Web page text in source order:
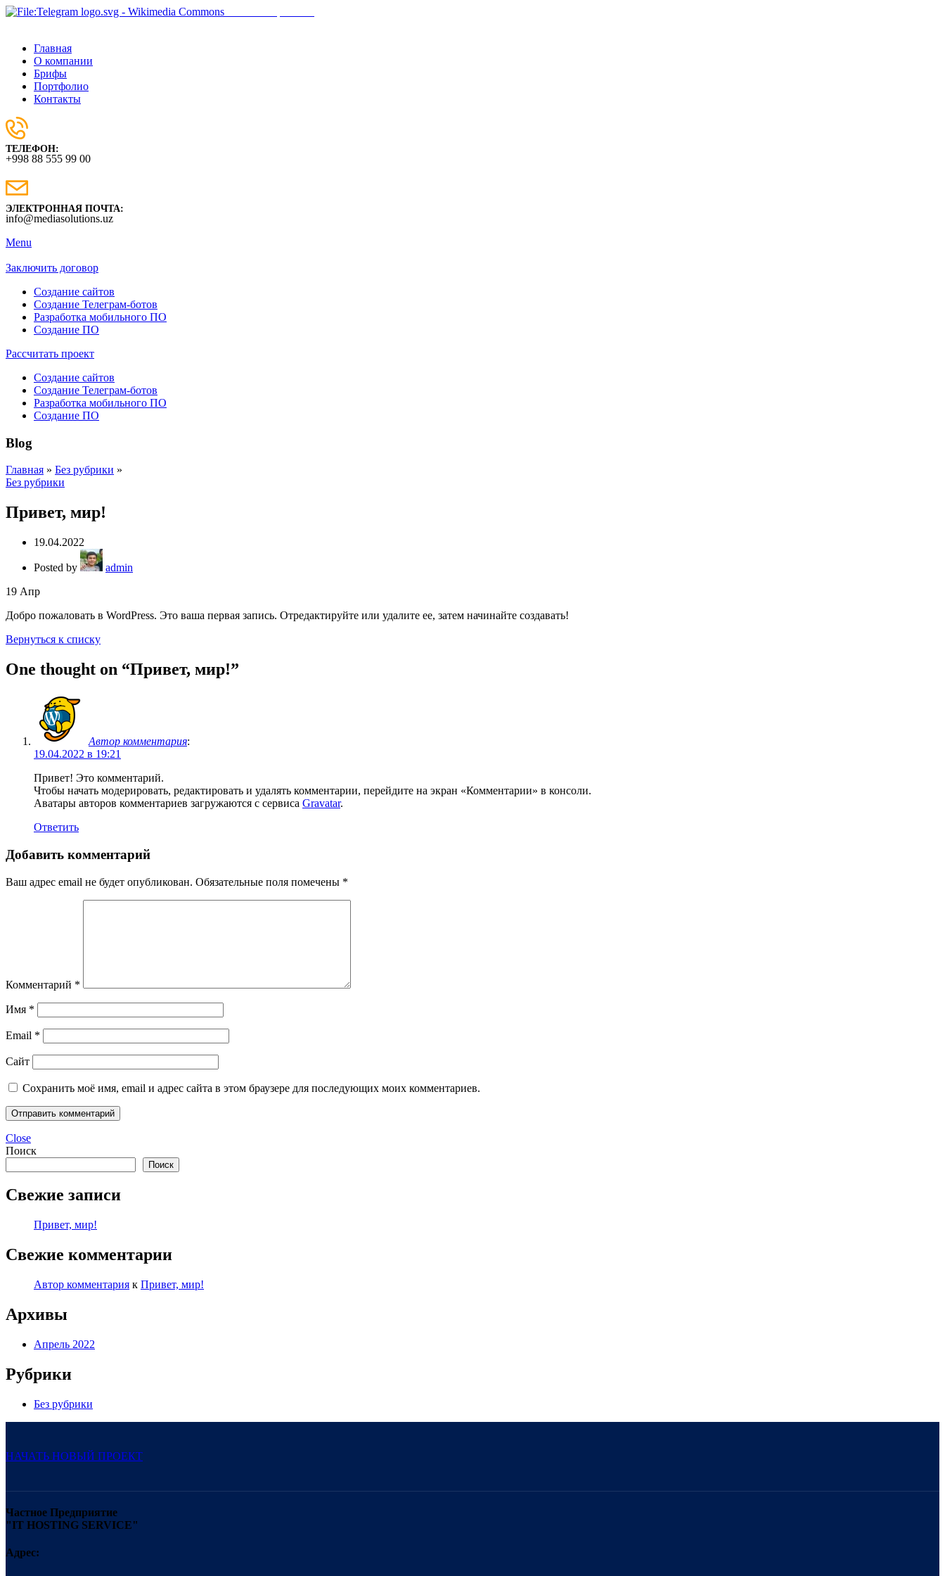
Главная
О компании
Брифы
Портфолио
Контакты
ТЕЛЕФОН:
+998 88 555 99 00
ЭЛЕКТРОННАЯ ПОЧТА:
info@mediasolutions.uz
Menu
Заключить договор
Создание сайтов
Создание Телеграм-ботов
Разработка мобильного ПО
Создание ПО
Рассчитать проект
Создание сайтов
Создание Телеграм-ботов
Разработка мобильного ПО
Создание ПО
Blog
Главная » Без рубрики »
Без рубрики
Привет, мир!
19.04.2022
Posted by
admin
19 Апр
Добро пожаловать в WordPress. Это ваша первая запись. Отредактируйте или удалите ее, затем начинайте создавать!
Вернуться к списку
One thought on “Привет, мир!”
Автор комментария:
19.04.2022 в 19:21
Привет! Это комментарий.
Чтобы начать модерировать, редактировать и удалять комментарии, перейдите на экран «Комментарии» в консоли.
Аватары авторов комментариев загружаются с сервиса Gravatar.
Ответить
Добавить комментарий
Ваш адрес email не будет опубликован. Обязательные поля помечены *
Комментарий *
Имя *
Email *
Сайт
Сохранить моё имя, email и адрес сайта в этом браузере для последующих моих комментариев.
Close
Поиск
Поиск
Свежие записи
Привет, мир!
Свежие комментарии
Автор комментария к Привет, мир!
Архивы
Апрель 2022
Рубрики
Без рубрики
НАЧАТЬ НОВЫЙ ПРОЕКТ
Частное Предприятие
"IT HOSTING SERVICE"
Адрес: